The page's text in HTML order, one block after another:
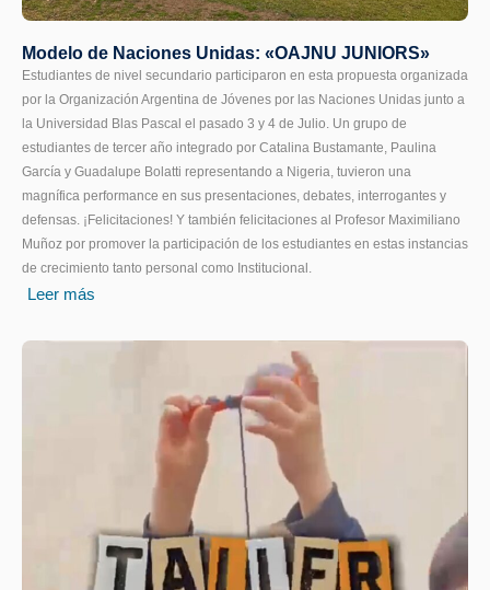
Modelo de Naciones Unidas: «OAJNU JUNIORS»
Estudiantes de nivel secundario participaron en esta propuesta organizada
por la Organización Argentina de Jóvenes por las Naciones Unidas junto a
la Universidad Blas Pascal el pasado 3 y 4 de Julio. Un grupo de
estudiantes de tercer año integrado por Catalina Bustamante, Paulina
García y Guadalupe Bolatti representando a Nigeria, tuvieron una
magnífica performance en sus presentaciones, debates, interrogantes y
defensas. ¡Felicitaciones! Y también felicitaciones al Profesor Maximiliano
Muñoz por promover la participación de los estudiantes en estas instancias
de crecimiento tanto personal como Institucional.
Leer más